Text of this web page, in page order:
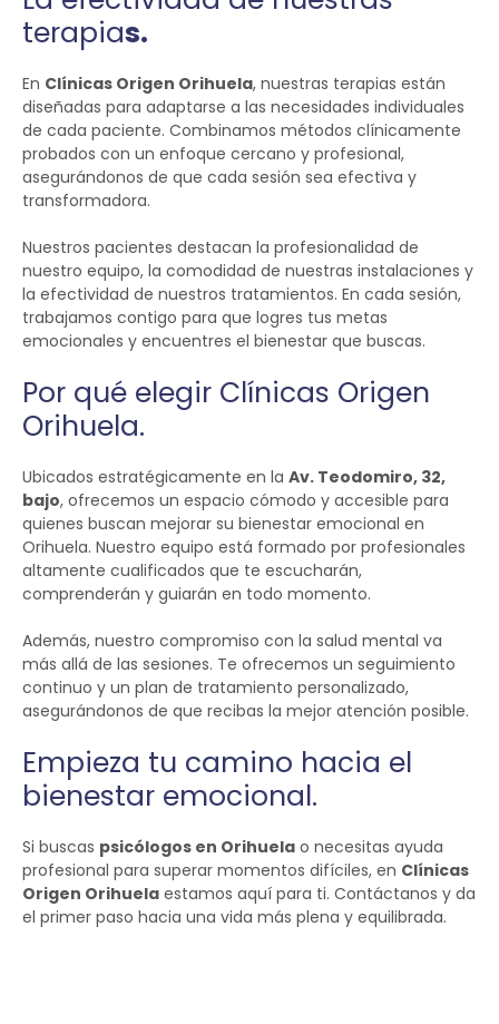
terapias.
En Clínicas Origen Orihuela, nuestras terapias están
diseñadas para adaptarse a las necesidades individuales
de cada paciente. Combinamos métodos clínicamente
probados con un enfoque cercano y profesional,
asegurándonos de que cada sesión sea efectiva y
transformadora.
Nuestros pacientes destacan la profesionalidad de
nuestro equipo, la comodidad de nuestras instalaciones y
la efectividad de nuestros tratamientos. En cada sesión,
trabajamos contigo para que logres tus metas
emocionales y encuentres el bienestar que buscas.
Por qué elegir Clínicas Origen
Orihuela.
Ubicados estratégicamente en la Av. Teodomiro, 32,
bajo, ofrecemos un espacio cómodo y accesible para
quienes buscan mejorar su bienestar emocional en
Orihuela. Nuestro equipo está formado por profesionales
altamente cualificados que te escucharán,
comprenderán y guiarán en todo momento.
Además, nuestro compromiso con la salud mental va
más allá de las sesiones. Te ofrecemos un seguimiento
continuo y un plan de tratamiento personalizado,
asegurándonos de que recibas la mejor atención posible.
Empieza tu camino hacia el
bienestar emocional.
Si buscas psicólogos en Orihuela o necesitas ayuda
profesional para superar momentos difíciles, en Clínicas
Origen Orihuela estamos aquí para ti. Contáctanos y da
el primer paso hacia una vida más plena y equilibrada.